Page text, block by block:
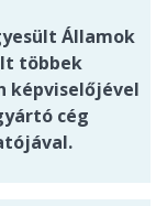
Államok
többek
képviselőjével
cég